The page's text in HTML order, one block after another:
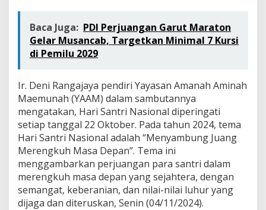
Baca Juga: PDI Perjuangan Garut Maraton
Gelar Musancab, Targetkan Minimal 7 Kursi
di Pemilu 2029
Ir. Deni Rangajaya pendiri Yayasan Amanah Aminah
Maemunah (YAAM) dalam sambutannya
mengatakan, Hari Santri Nasional diperingati
setiap tanggal 22 Oktober. Pada tahun 2024, tema
Hari Santri Nasional adalah “Menyambung Juang
Merengkuh Masa Depan”. Tema ini
menggambarkan perjuangan para santri dalam
merengkuh masa depan yang sejahtera, dengan
semangat, keberanian, dan nilai-nilai luhur yang
dijaga dan diteruskan, Senin (04/11/2024).